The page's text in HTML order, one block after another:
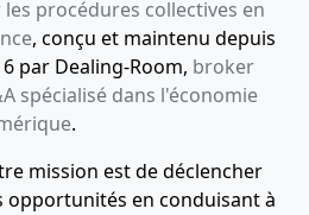
les procédures collectives en
, conçu et maintenu depuis
par Dealing-Room, broker
spécialisé dans l'économie
.
mission est de déclencher
opportunités en conduisant à